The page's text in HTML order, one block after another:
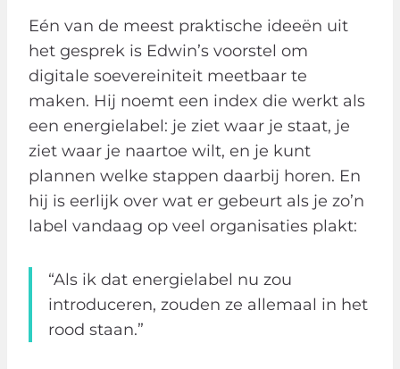
Eén van de meest praktische ideeën uit
het gesprek is Edwin’s voorstel om
digitale soevereiniteit meetbaar te
maken. Hij noemt een index die werkt als
een energielabel: je ziet waar je staat, je
ziet waar je naartoe wilt, en je kunt
plannen welke stappen daarbij horen. En
hij is eerlijk over wat er gebeurt als je zo’n
label vandaag op veel organisaties plakt:
“Als ik dat energielabel nu zou
introduceren, zouden ze allemaal in het
rood staan.”